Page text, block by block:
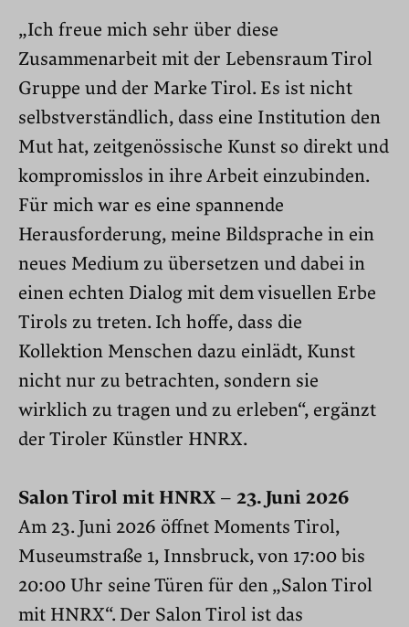
„Ich freue mich sehr über diese
Zusammenarbeit mit der Lebensraum Tirol
Gruppe und der Marke Tirol. Es ist nicht
selbstverständlich, dass eine Institution den
Mut hat, zeitgenössische Kunst so direkt und
kompromisslos in ihre Arbeit einzubinden.
Für mich war es eine spannende
Herausforderung, meine Bildsprache in ein
neues Medium zu übersetzen und dabei in
einen echten Dialog mit dem visuellen Erbe
Tirols zu treten. Ich hoffe, dass die
Kollektion Menschen dazu einlädt, Kunst
nicht nur zu betrachten, sondern sie
wirklich zu tragen und zu erleben“, ergänzt
der Tiroler Künstler HNRX.
Salon Tirol mit HNRX – 23. Juni 2026
Am 23. Juni 2026 öffnet Moments Tirol,
Museumstraße 1, Innsbruck, von 17:00 bis
20:00 Uhr seine Türen für den „Salon Tirol
mit HNRX“. Der Salon Tirol ist das